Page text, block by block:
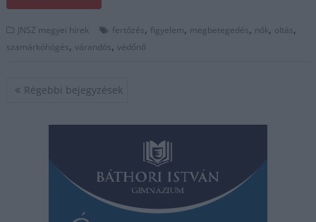
JNSZ megyei hírek fertőzés, figyelem, megbetegedés, nők, oltás,
szamárköhögés,várandós,védőnő
Bejegyzés
Régebbi bejegyzések